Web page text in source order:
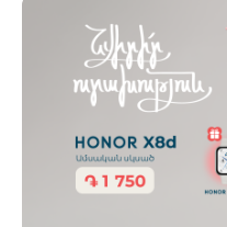
օպերատորների
ծառայությունները
Իրադարձությունների
տեղեկատվություն
փոփոխության
ըմբռնման համար։